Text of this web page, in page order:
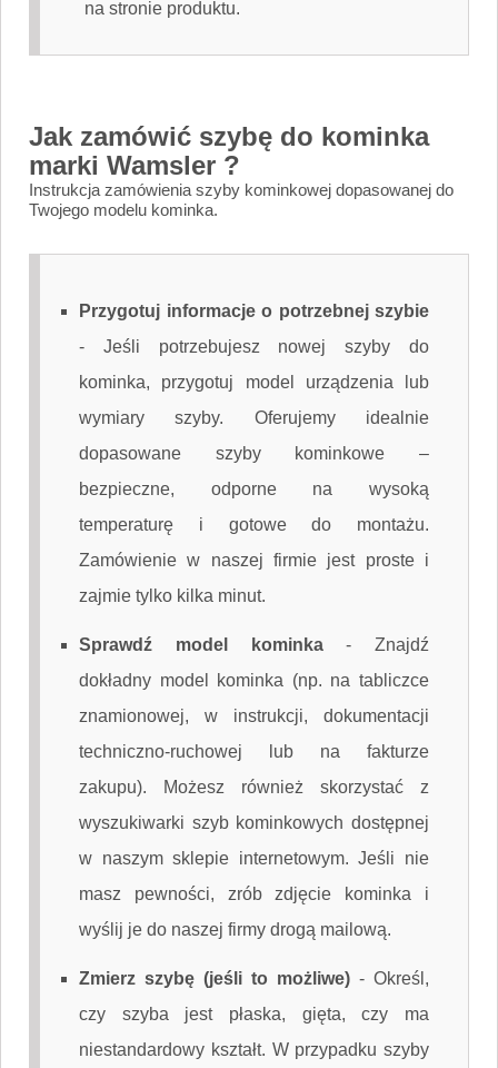
na stronie produktu.
Jak zamówić szybę do kominka
marki Wamsler ?
Instrukcja zamówienia szyby kominkowej dopasowanej do
Twojego modelu kominka.
Przygotuj informacje o potrzebnej szybie
- Jeśli potrzebujesz nowej szyby do
kominka, przygotuj model urządzenia lub
wymiary szyby. Oferujemy idealnie
dopasowane szyby kominkowe –
bezpieczne, odporne na wysoką
temperaturę i gotowe do montażu.
Zamówienie w naszej firmie jest proste i
zajmie tylko kilka minut.
Sprawdź model kominka- Znajdź
dokładny model kominka (np. na tabliczce
znamionowej, w instrukcji, dokumentacji
techniczno-ruchowej lub na fakturze
zakupu). Możesz również skorzystać z
wyszukiwarki szyb kominkowych dostępnej
w naszym sklepie internetowym. Jeśli nie
masz pewności, zrób zdjęcie kominka i
wyślij je do naszej firmy drogą mailową.
Zmierz szybę (jeśli to możliwe) - Określ,
czy szyba jest płaska, gięta, czy ma
niestandardowy kształt. W przypadku szyby